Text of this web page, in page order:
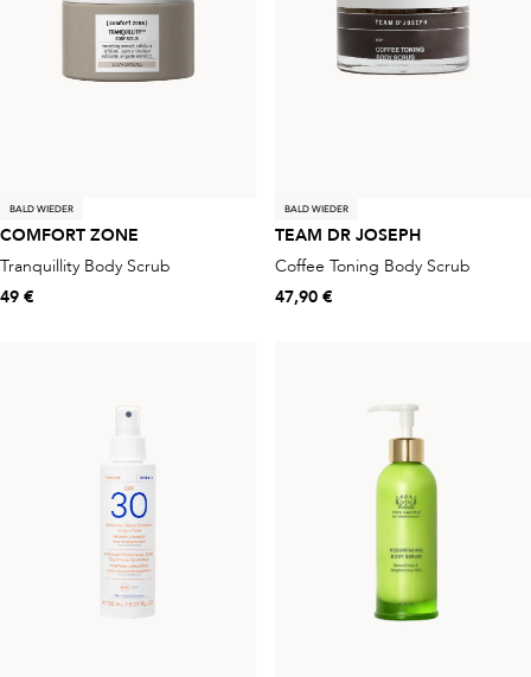
BALD WIEDER
COMFORT ZONE
Tranquillity Body Scrub
49 €
BALD WIEDER
TEAM DR JOSEPH
Coffee Toning Body Scrub
47,90 €